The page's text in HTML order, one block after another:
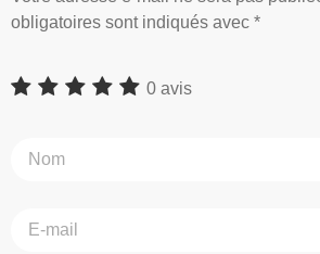
obligatoires sont indiqués avec *
0 avis